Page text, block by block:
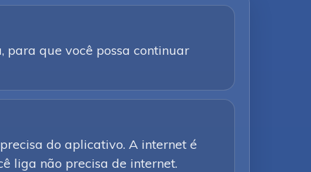
para que você possa continuar
do aplicativo. A internet é
liga não precisa de internet.